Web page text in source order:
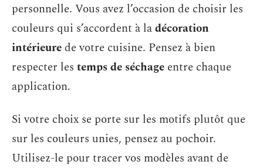
personnelle. Vous avez l’occasion de choisir les
couleurs qui s’accordent à ladécoration
intérieurede votre cuisine. Pensez à bien
respecter les temps de séchage entre chaque
application.
Si votre choix se porte sur les motifs plutôt que
sur les couleurs unies, pensez au pochoir.
Utilisez-le pour tracer vos modèles avant de